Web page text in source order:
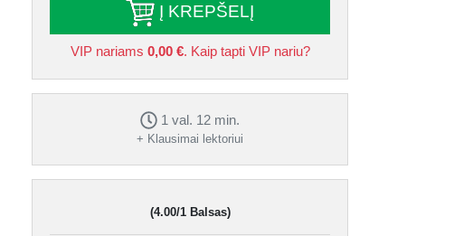
Į KREPŠELĮ
VIP nariams 0,00 €. Kaip tapti VIP nariu?
1 val. 12 min.
+ Klausimai lektoriui
(4.00/1 Balsas)